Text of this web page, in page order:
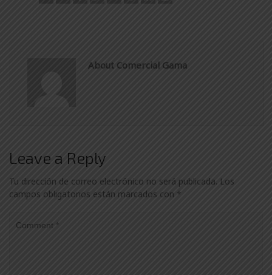
About Comercial Gama
Leave a Reply
Tu dirección de correo electrónico no será publicada. Los
campos obligatorios están marcados con *